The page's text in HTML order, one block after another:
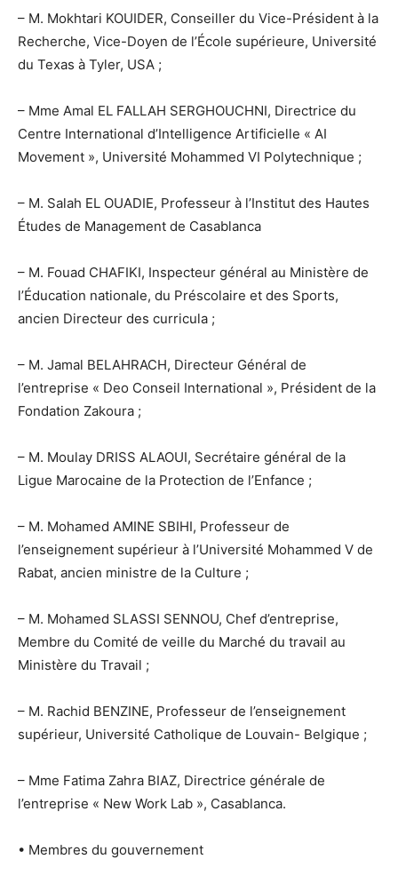
– M. Mokhtari KOUIDER, Conseiller du Vice-Président à la
Recherche, Vice-Doyen de l’École supérieure, Université
du Texas à Tyler, USA ;
– Mme Amal EL FALLAH SERGHOUCHNI, Directrice du
Centre International d’Intelligence Artificielle « AI
Movement », Université Mohammed VI Polytechnique ;
– M. Salah EL OUADIE, Professeur à l’Institut des Hautes
Études de Management de Casablanca
– M. Fouad CHAFIKI, Inspecteur général au Ministère de
l’Éducation nationale, du Préscolaire et des Sports,
ancien Directeur des curricula ;
– M. Jamal BELAHRACH, Directeur Général de
l’entreprise « Deo Conseil International », Président de la
Fondation Zakoura ;
– M. Moulay DRISS ALAOUI, Secrétaire général de la
Ligue Marocaine de la Protection de l’Enfance ;
– M. Mohamed AMINE SBIHI, Professeur de
l’enseignement supérieur à l’Université Mohammed V de
Rabat, ancien ministre de la Culture ;
– M. Mohamed SLASSI SENNOU, Chef d’entreprise,
Membre du Comité de veille du Marché du travail au
Ministère du Travail ;
– M. Rachid BENZINE, Professeur de l’enseignement
supérieur, Université Catholique de Louvain- Belgique ;
– Mme Fatima Zahra BIAZ, Directrice générale de
l’entreprise « New Work Lab », Casablanca.
• Membres du gouvernement